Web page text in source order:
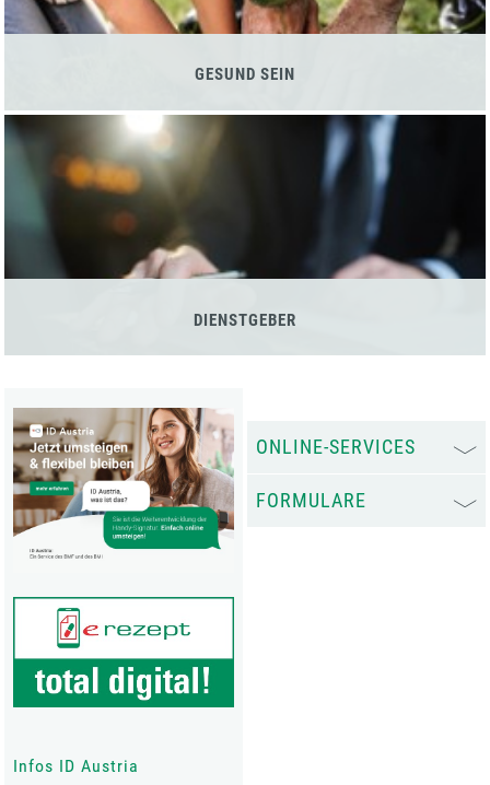
GESUND SEIN
DIENSTGEBER
Infos ID Austria
ONLINE-SERVICES
FORMULARE